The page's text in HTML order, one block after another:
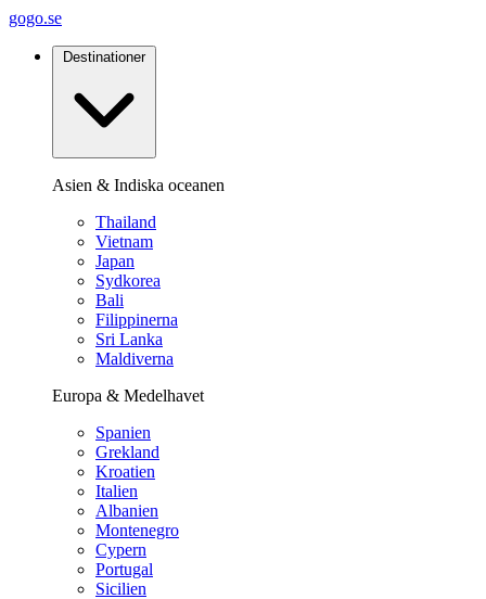
gogo.se
Destinationer
Asien & Indiska oceanen
Thailand
Vietnam
Japan
Sydkorea
Bali
Filippinerna
Sri Lanka
Maldiverna
Europa & Medelhavet
Spanien
Grekland
Kroatien
Italien
Albanien
Montenegro
Cypern
Portugal
Sicilien